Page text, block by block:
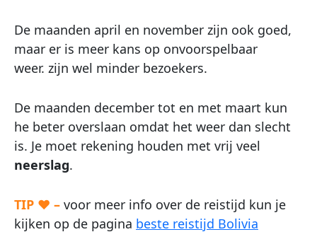
De maanden april en november zijn ook goed,
maar er is meer kans op onvoorspelbaar
weer. zijn wel minder bezoekers.
De maanden december tot en met maart kun
he beter overslaan omdat het weer dan slecht
is. Je moet rekening houden met vrij veel
neerslag.
TIP ♥ – voor meer info over de reistijd kun je
kijken op de pagina beste reistijd Bolivia